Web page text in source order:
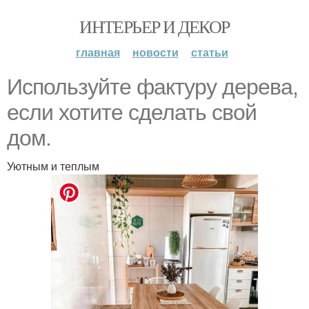
ИНТЕРЬЕР И ДЕКОР
главная новости статьи
Используйте фактуру дерева,
если хотите сделать свой
дом.
Уютным и теплым